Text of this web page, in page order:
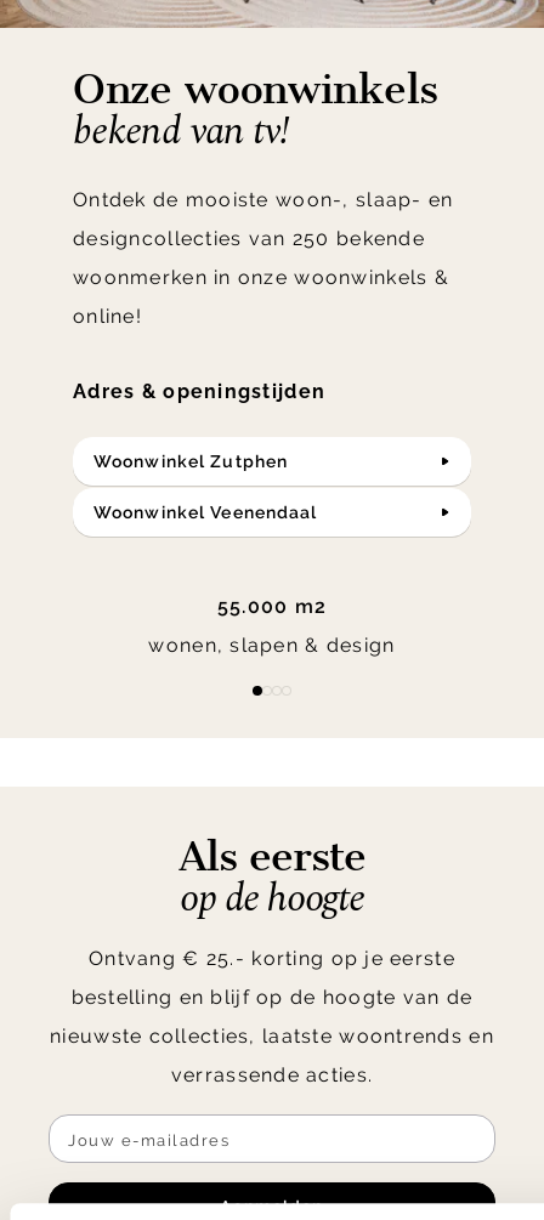
Onze woonwinkels
bekend van tv!
Ontdek de mooiste woon-, slaap- en
designcollecties van 250 bekende
woonmerken in onze woonwinkels &
online!
Adres & openingstijden
Woonwinkel Zutphen
Woonwinkel Veenendaal
55.000 m2
wonen, slapen & design
Als eerste
op de hoogte
Ontvang € 25.- korting op je eerste
bestelling en blijf op de hoogte van de
nieuwste collecties, laatste woontrends en
verrassende acties.
Aanmelden